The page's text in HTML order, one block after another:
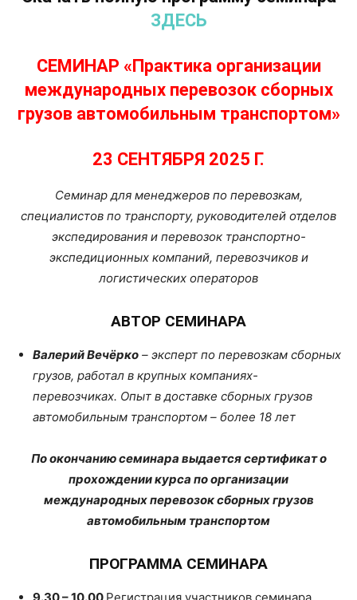
ЗДЕСЬ
СЕМИНАР «Практика организации
международных перевозок сборных
грузов автомобильным транспортом»
23 СЕНТЯБРЯ 2025 Г.
Семинар для менеджеров по перевозкам,
специалистов по транспорту, руководителей отделов
экспедирования и перевозок транспортно-
экспедиционных компаний, перевозчиков и
логистических операторов
АВТОР СЕМИНАРА
Валерий Вечёрко – эксперт по перевозкам сборных
грузов, работал в крупных компаниях-
перевозчиках. Опыт в доставке сборных грузов
автомобильным транспортом – более 18 лет
По окончанию семинара выдается сертификат о
прохождении курса по организации
международных перевозок сборных грузов
автомобильным транспортом
ПРОГРАММА СЕМИНАРА